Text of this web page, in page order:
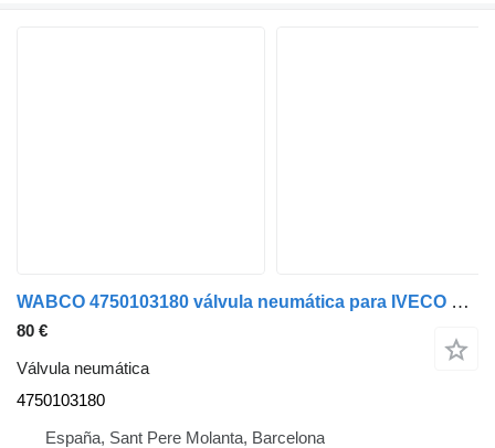
WABCO 4750103180 válvula neumática para IVECO camión
80 €
Válvula neumática
4750103180
España, Sant Pere Molanta, Barcelona